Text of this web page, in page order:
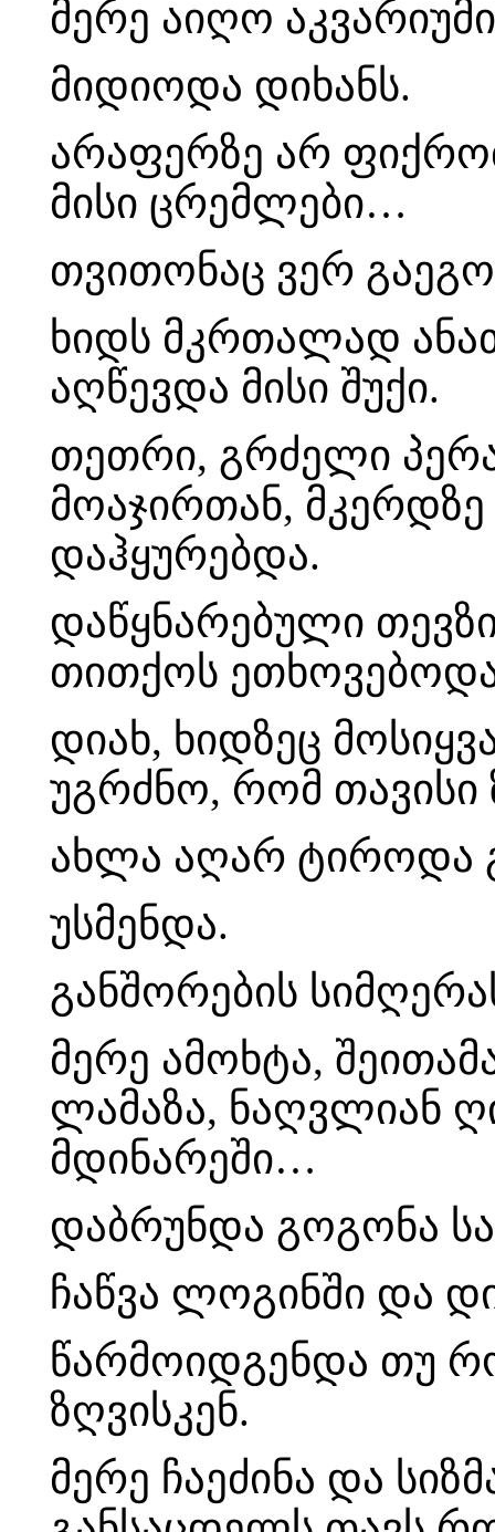
მერე აიღო
მიდიოდა დიხანს.
არაფერზე არ
მისი ცრემლები…
თვითონაც ვერ
ხიდს მკრთალად
აღწევდა მისი შუქი.
თეთრი, გრძელი
მოაჯირთან, მკერდზე
დაჰყურებდა.
დაწყნარებული
თითქოს
დიახ, ხიდზეც
უგრძნო, რომ
ახლა აღარ ტიროდა
უსმენდა.
განშორების
მერე ამოხტა,
ლამაზა, ნაღვლიან
მდინარეში…
დაბრუნდა გოგონა
ჩაწვა ლოგინში და
წარმოიდგენდა თუ
ზღვისკენ.
მერე ჩაეძინა და